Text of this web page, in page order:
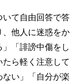
いて自由回答で答
、他人に迷惑をか
「誹謗中傷をし
ら軽く注意して
い」「自分が楽